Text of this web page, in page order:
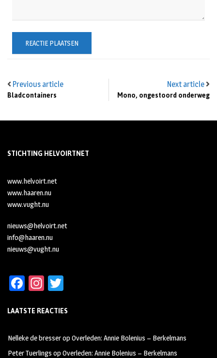
Previous article
Bladcontainers
Next article
Mono, ongestoord onderweg
STICHTING HELVOIRTNET
www.helvoirt.net
www.haaren.nu
www.vught.nu
nieuws@helvoirt.net
info@haaren.nu
nieuws@vught.nu
Fa
b
oo
k
In
ag
m
tt
LAATSTE REACTIES
Nelleke de bresseropOverleden: Annie Bolenius – Berkelmans
Peter Tuerlings opOverleden: Annie Bolenius – Berkelmans